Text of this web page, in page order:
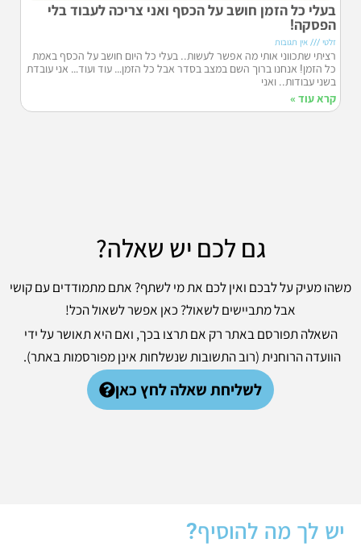
בעלי כל הזמן חושב על הכסף ואני צריכה לעבוד בלי
הפסקה!
זלטי אין תגובות
רציתי שתכווני אותי מה אפשר לעשות.. בעלי כל היום חושב על הכסף באמת
כל הזמן! אנחנו ברוך השם במצב בסדר אבל כל הזמן… עוד ועוד… אני עובדת
בשני עבודות.. ואני
קרא עוד »
גם לכם יש שאלה?
משהו מעיק על לבכם ואין לכם את מי לשתף? אתם מתמודדים עם קושי
אבל מתביישים לשאול? כאן אפשר לשאול הכל!
השאלה תפורסם באתר רק אם תרצו בכך, ואם היא תאושר על ידי
הוועדה הרוחנית (רוב התשובות שנשלחות אינן מפורסמות באתר).
לשליחת שאלה לחץ כאן
יש לך מה להוסיף?